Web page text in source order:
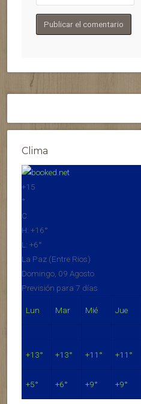
Clima
+15
°
C
H: +16°
L: +6°
La Paz (Entre Rios)
Domingo, 09 Agosto
Previsión para 7 días
Lun Mar Mié Jue
+13° +13° +11° +11°
+5° +6° +9° +9°